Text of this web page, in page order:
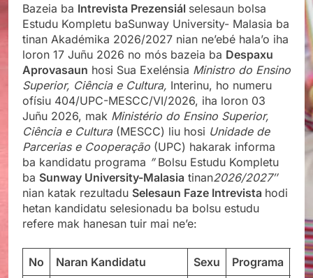
Bazeia ba Intrevista Prezensiál selesaun bolsa
Estudu Kompletu baSunway University- Malasia ba
tinan Akadémika 2026/2027 nian ne’ebé hala’o iha
loron 17 Juñu 2026 no mós bazeia ba Despaxu
Aprovasaun hosi Sua Exelénsia Ministro do Ensino
Superior, Ciência e Cultura, Interinu, ho numeru
ofísiu 404/UPC-MESCC/VI/2026, iha loron 03
Juñu 2026, mak Ministério do Ensino Superior,
Ciência e Cultura(MESCC) liu hosi Unidade de
Parcerias e Cooperação (UPC) hakarak informa
ba kandidatu programa ” Bolsu Estudu Kompletu
ba Sunway University-Malasia tinan2026/2027″
nian katak rezultadu Selesaun Faze Intrevista hodi
hetan kandidatu selesionadu ba bolsu estudu
refere mak hanesan tuir mai ne’e:
No Naran Kandidatu Sexu Programa